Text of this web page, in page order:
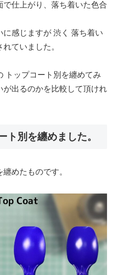
仕上がり、落ち着いた色合
感じますが 渋く 落ち着い
ていました。
トップコート別を纏めてみ
が出るのかを比較して頂けれ
ト別を纏めました。
めたものです。